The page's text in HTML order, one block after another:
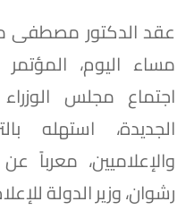
عقد الدكتور مصطفى
مساء اليوم،
اجتماع مجلس
الجديدة، استهله
والإعلاميين، معرباً
رشوان، وزير الدولة